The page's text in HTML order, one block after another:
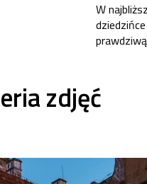
W
zdjęć